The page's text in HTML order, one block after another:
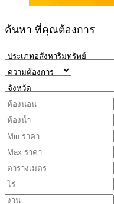
ค้นหา ที่คุณต้องการ